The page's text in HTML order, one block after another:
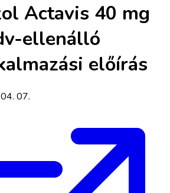
Actavis 40 mg
ellenálló
előírás
07.